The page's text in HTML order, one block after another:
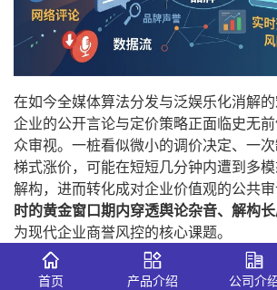
在如今全媒体算法分发与泛娱乐化消解的
企业的公开言论与定价策略正面临史无
众审视。一桩看似微小的调价决定、一
梯式涨价，可能在短短几分钟内遭到多
解构，进而转化成对企业价值观的公共
时的黄金窗口期内穿透舆论杂音、解构
为现代企业商誉风控的核心课题。
为此，越来越多的知名企业、零售连锁
首页 产品介绍 公司介